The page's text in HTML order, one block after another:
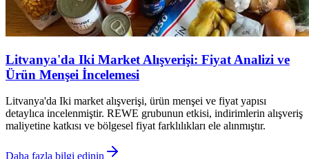
Litvanya'da Iki Market Alışverişi: Fiyat Analizi ve
Ürün Menşei İncelemesi
Litvanya'da Iki market alışverişi, ürün menşei ve fiyat yapısı
detaylıca incelenmiştir. REWE grubunun etkisi, indirimlerin alışveriş
maliyetine katkısı ve bölgesel fiyat farklılıkları ele alınmıştır.
Daha fazla bilgi edinin